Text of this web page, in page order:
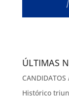
ÚLTIMAS
CANDIDATOS
Histórico